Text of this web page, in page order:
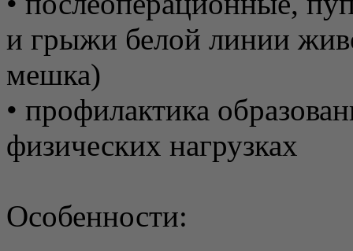
и грыжи белой линии
мешка)
• профилактика
физических нагрузках
Особенности: